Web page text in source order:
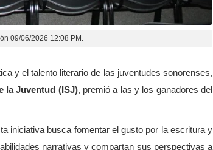
09/06/2026 12:08 PM.
y el talento literario de las juventudes sonorenses,
la Juventud (ISJ), premió a las y los ganadores del
iniciativa busca fomentar el gusto por la escritura y
narrativas y compartan sus perspectivas a